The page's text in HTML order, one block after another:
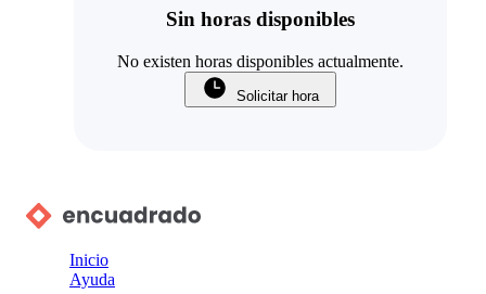
Sin horas disponibles
No existen horas disponibles actualmente.
Solicitar hora
Inicio
Ayuda